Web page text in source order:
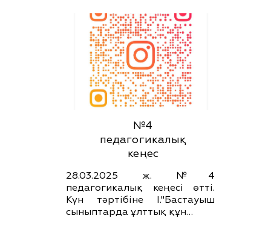
№4
педагогикалық
кеңес
28.03.2025 ж. №4
педагогикалық кеңесі өтті.
Күн тәртібіне І."Бастауыш
сыныптарда ұлттық құн…